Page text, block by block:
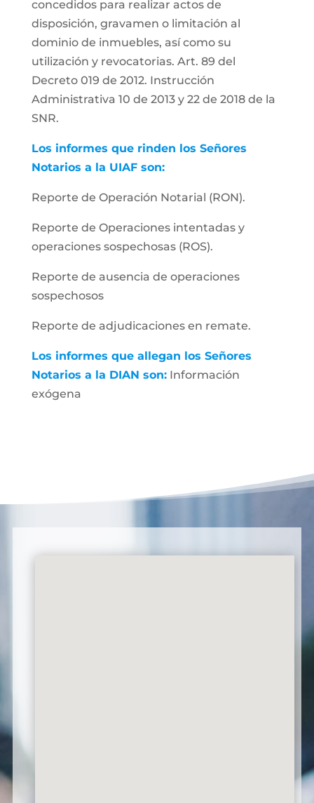
concedidos para realizar actos de
disposición, gravamen o limitación al
dominio de inmuebles, así como su
utilización y revocatorias. Art. 89 del
Decreto 019 de 2012. Instrucción
Administrativa 10 de 2013 y 22 de 2018 de la
SNR.
Los informes que rinden los Señores
Notarios a la UIAF son:
Reporte de Operación Notarial (RON).
Reporte de Operaciones intentadas y
operaciones sospechosas (ROS).
Reporte de ausencia de operaciones
sospechosos
Reporte de adjudicaciones en remate.
Los informes que allegan los Señores
Notarios a la DIAN son: Información
exógena